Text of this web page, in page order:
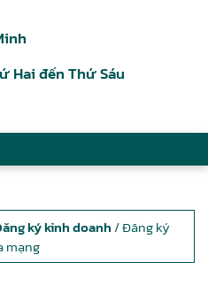
Hai đến Thứ Sáu
ký kinh doanh / Đăng ký
mạng